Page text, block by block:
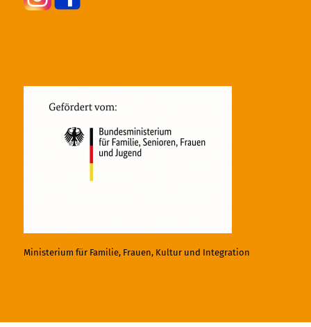
Ministerium für Familie, Frauen, Kultur und Integration